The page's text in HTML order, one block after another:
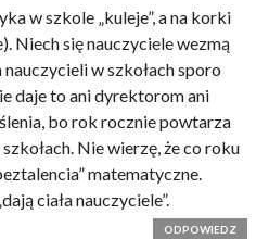
w szkole „kuleje”, a na korki
Niech się nauczyciele wezmą
w szkołach sporo
daje to ani dyrektorom ani
bo rok rocznie powtarza
Nie wierzę, że co roku
matematyczne.
ciała nauczyciele”.
ODPOWIEDZ